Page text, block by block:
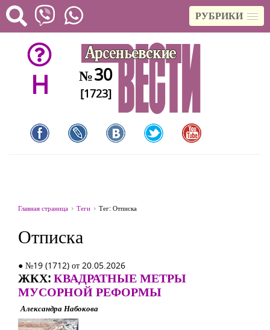
РУБРИКИ
H №30
[1723]
Главная страница Теги Тег: Отписка
Отписка
● №19 (1712) от 20.05.2026
ЖКХ:КВАДРАТНЫЕ МЕТРЫ
МУСОРНОЙ РЕФОРМЫ
Александра Набокова